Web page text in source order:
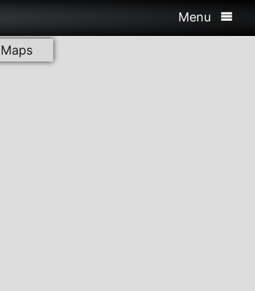
Menu
Maps